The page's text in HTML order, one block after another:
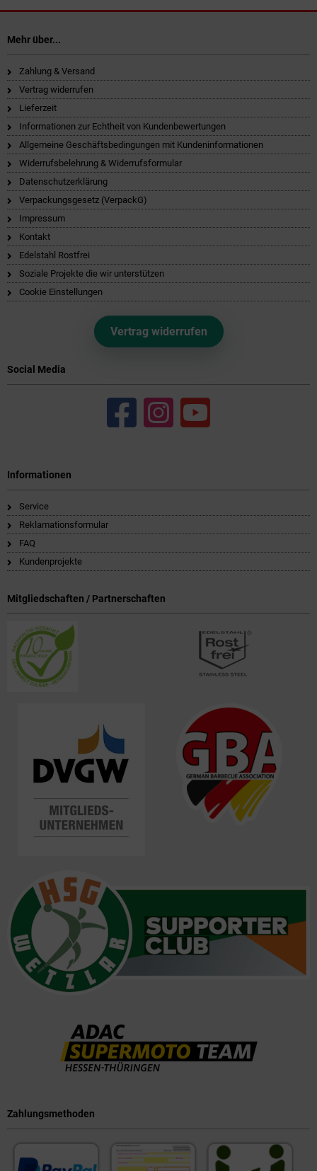
Mehr über...
Zahlung & Versand
Vertrag widerrufen
Lieferzeit
Informationen zur Echtheit von Kundenbewertungen
Allgemeine Geschäftsbedingungen mit Kundeninformationen
Widerrufsbelehrung & Widerrufsformular
Datenschutzerklärung
Verpackungsgesetz (VerpackG)
Impressum
Kontakt
Edelstahl Rostfrei
Soziale Projekte die wir unterstützen
Cookie Einstellungen
Vertrag widerrufen
Social Media
Informationen
Service
Reklamationsformular
FAQ
Kundenprojekte
Mitgliedschaften / Partnerschaften
Zahlungsmethoden